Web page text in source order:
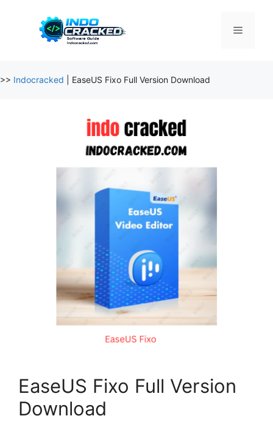
Menu
>> Indocracked EaseUS Fixo Full Version Download
EaseUS Fixo Full Version
Download